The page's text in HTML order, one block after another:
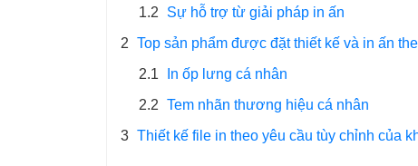
1.2
Sự hỗ trợ từ giải pháp in ấn
2 Top sản phẩm được đặt thiết kế và in ấn
2.1
In ốp lưng cá nhân
2.2 Tem nhãn thương hiệu cá nhân
3 Thiết kế file in theo yêu cầu tùy chỉnh của